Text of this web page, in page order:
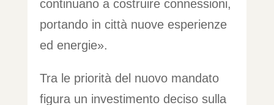
continuano a costruire connessioni,
portando in città nuove esperienze
ed energie».
Tra le priorità del nuovo mandato
figura un investimento deciso sulla